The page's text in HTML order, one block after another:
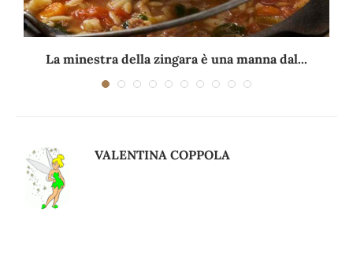
La minestra della zingara è una manna dal...
VALENTINA COPPOLA